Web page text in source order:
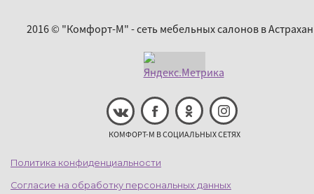
2016 © "Комфорт-М" - сеть мебельных салонов в
КОМФОРТ-М В СОЦИАЛЬНЫХ СЕТЯХ
Политика конфиденциальности
Согласие на обработку персональных данных